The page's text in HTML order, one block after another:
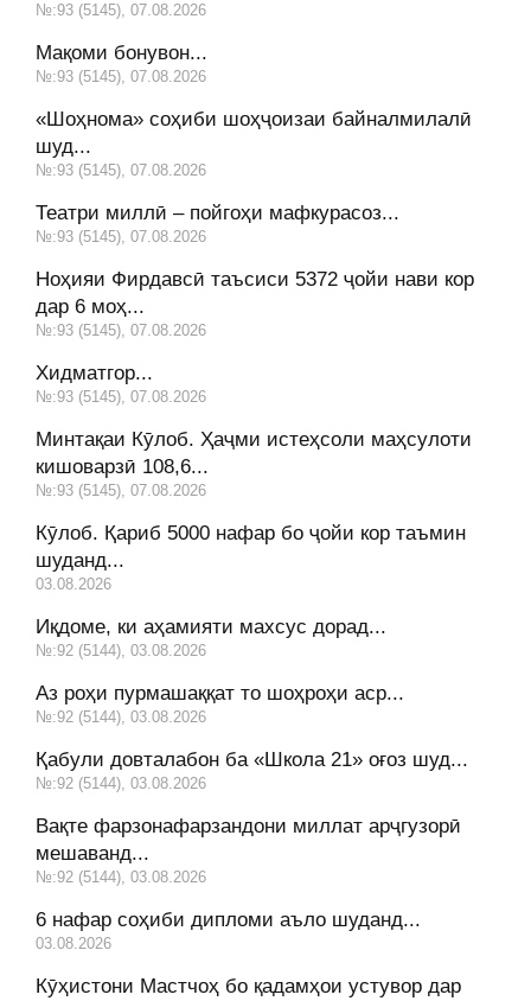
№:93 (5145), 07.08.2026
Мақоми бонувон...
№:93 (5145), 07.08.2026
«Шоҳнома» соҳиби шоҳҷоизаи байналмилалӣ
шуд...
№:93 (5145), 07.08.2026
Театри миллӣ – пойгоҳи мафкурасоз...
№:93 (5145), 07.08.2026
Ноҳияи Фирдавсӣ таъсиси 5372 ҷойи нави кор
дар 6 моҳ...
№:93 (5145), 07.08.2026
Хидматгор...
№:93 (5145), 07.08.2026
Минтақаи Кӯлоб. Ҳаҷми истеҳсоли маҳсулоти
кишоварзӣ 108,6...
№:93 (5145), 07.08.2026
Кӯлоб. Қариб 5000 нафар бо ҷойи кор таъмин
шуданд...
03.08.2026
Иқдоме, ки аҳамияти махсус дорад...
№:92 (5144), 03.08.2026
Аз роҳи пурмашаққат то шоҳроҳи аср...
№:92 (5144), 03.08.2026
Қабули довталабон ба «Школа 21» оғоз шуд...
№:92 (5144), 03.08.2026
Вақте фарзонафарзандони миллат арҷгузорӣ
мешаванд...
№:92 (5144), 03.08.2026
6 нафар соҳиби дипломи аъло шуданд...
03.08.2026
Кӯҳистони Мастчоҳ бо қадамҳои устувор дар